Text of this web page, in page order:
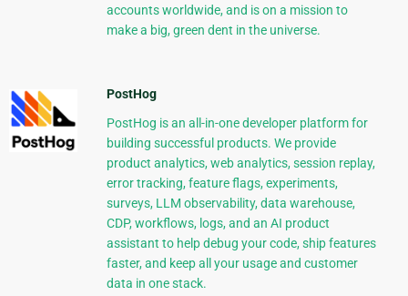
accounts worldwide, and is on a mission to
make a big, green dent in the universe.
PostHog
PostHog is an all-in-one developer platform for
building successful products. We provide
product analytics, web analytics, session replay,
error tracking, feature flags, experiments,
surveys, LLM observability, data warehouse,
CDP, workflows, logs, and an AI product
assistant to help debug your code, ship features
faster, and keep all your usage and customer
data in one stack.